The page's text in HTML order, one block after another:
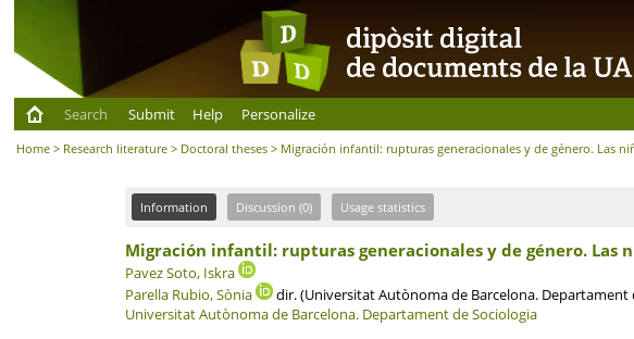
Search
Submit Help Personalize
Home > Research literature > Doctoral theses > Migración infantil: rupturas generacionales y de género. Las
Information Discussion (0) Usage statistics
Migración infantil: rupturas generacionales y de género. Las
Pavez Soto, Iskra
Parella Rubio, Sònia
dir. (Universitat Autònoma de Barcelona. Departament
Universitat Autònoma de Barcelona. Departament de Sociologia